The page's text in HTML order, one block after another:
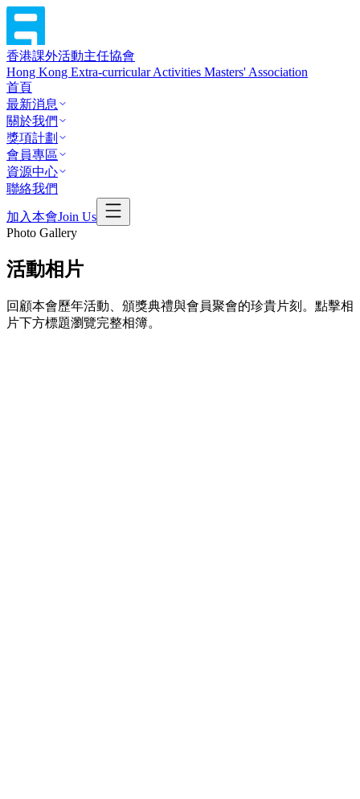
香港課外活動主任協會
Hong Kong Extra-curricular Activities Masters' Association
首頁
最新消息
關於我們
獎項計劃
會員專區
資源中心
聯絡我們
加入本會Join Us
Photo Gallery
活動相片
回顧本會歷年活動、頒獎典禮與會員聚會的珍貴片刻。點擊相
片下方標題瀏覽完整相簿。